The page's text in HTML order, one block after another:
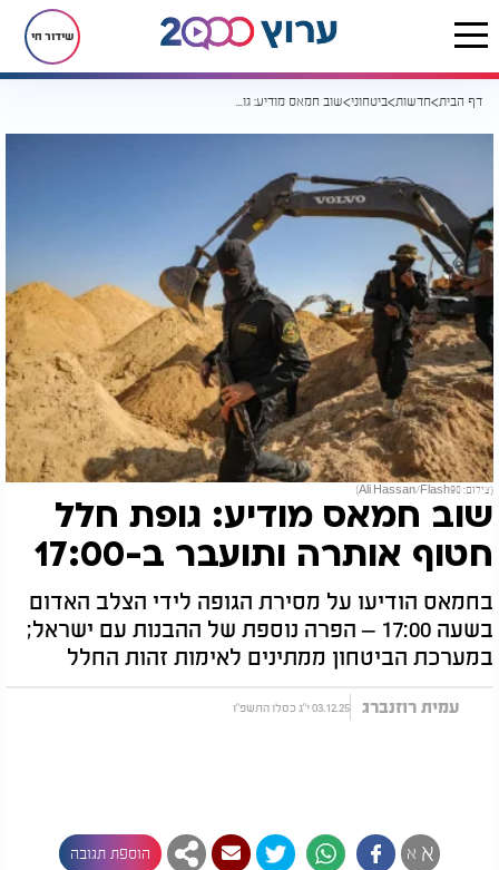
שידור חי
דף הבית חדשות ביטחוני שוב חמאס מודיע: גופת חלל חטוף אותרה ותועבר ב-17:00
(צילום: Ali Hassan/Flash90)
שוב חמאס מודיע: גופת חלל
חטוף אותרה ותועבר ב-17:00
בחמאס הודיעו על מסירת הגופה לידי הצלב האדום
בשעה 17:00 – הפרה נוספת של ההבנות עם ישראל;
במערכת הביטחון ממתינים לאימות זהות החלל
עמית רוזנברג 03.12.25 י"ג כסלו התשפ"ו
א א הוספת תגובה